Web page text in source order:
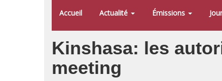
Accueil Actualité Émissions
Kinshasa: les
meeting